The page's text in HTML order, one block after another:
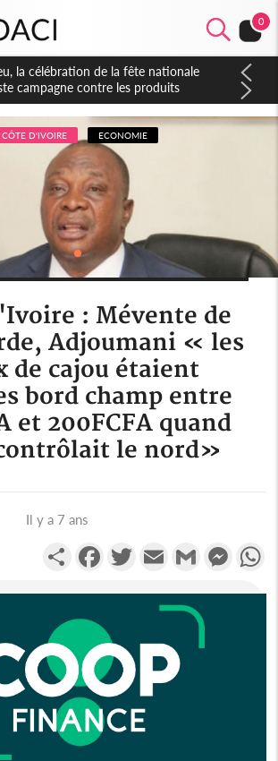
0
la célébration de la fête nationale
campagne contre les produits
CÔTE D'IVOIRE ECONOMIE
: Mévente de
Adjoumani « les
de cajou étaient
bord champ entre
et 200FCFA quand
le nord»
Il y a 7 ans
PartagerFacebookTwitterEmail Gmail